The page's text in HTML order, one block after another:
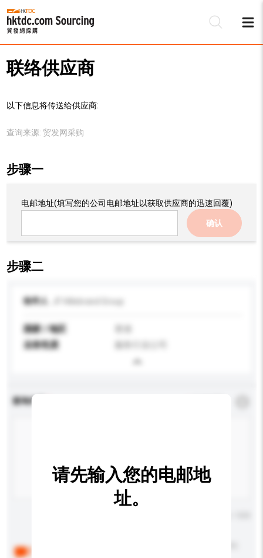
联络供应商
以下信息将传送给供应商:
查询来源: 贸发网采购
步骤一
电邮地址(填写您的公司电邮地址以获取供应商的迅速回覆)
确认
步骤二
收件人
国家 / 地区
业务性质
查询内容
请先输入您的电邮地
址。